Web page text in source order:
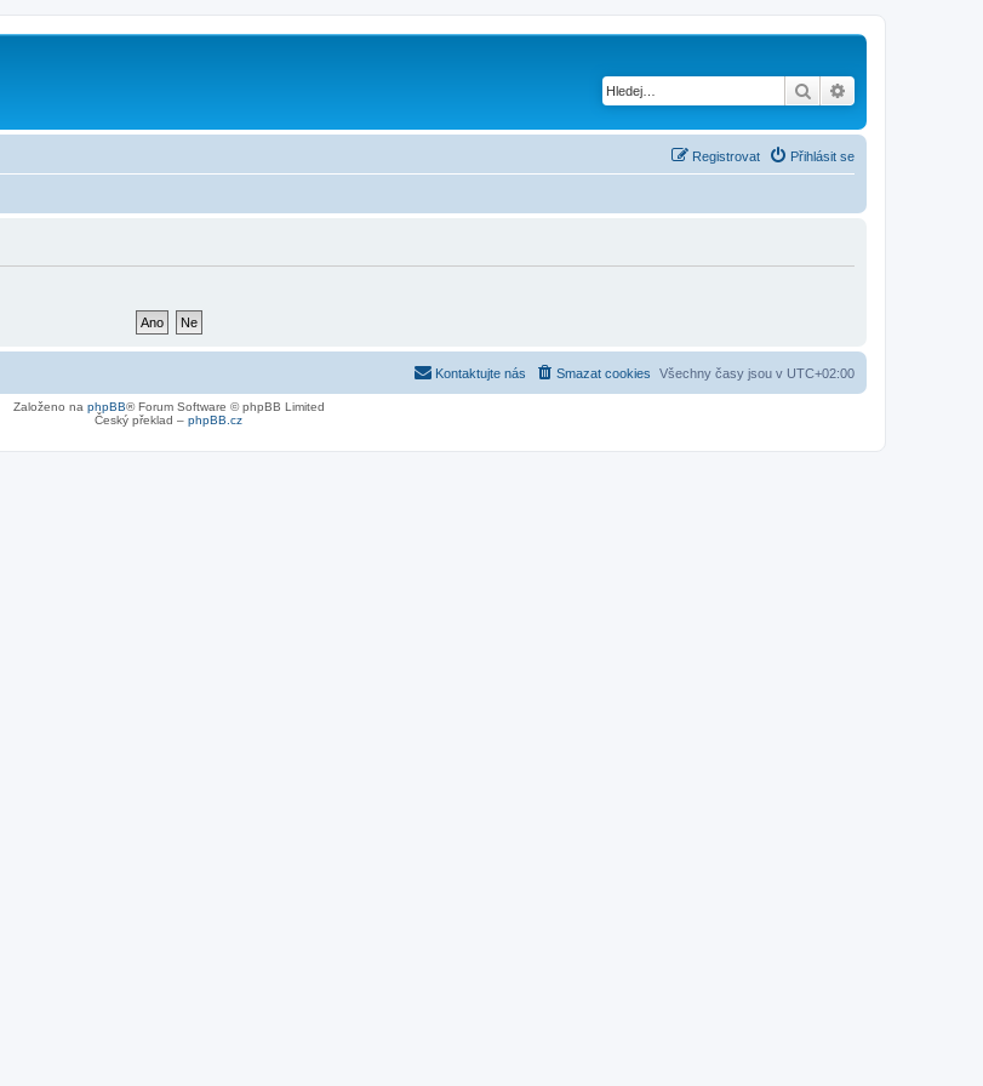
Hledat
Přihlásit se
Registrovat
Všechny časy jsou v UTC+02:00
Smazat cookies
Kontaktujte nás
Založeno na phpBB® Forum Software © phpBB Limited
Český překlad – phpBB.cz